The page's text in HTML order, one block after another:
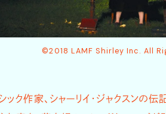
©2018 LAMF Shirley Inc. All
ック作家、シャーリイ・ジャクスンの